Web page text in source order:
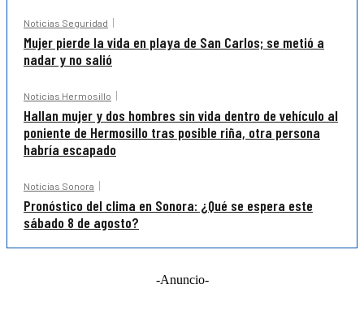
Noticias Seguridad
Mujer pierde la vida en playa de San Carlos; se metió a
nadar y no salió
Noticias Hermosillo
Hallan mujer y dos hombres sin vida dentro de vehículo al
poniente de Hermosillo tras posible riña, otra persona
habría escapado
Noticias Sonora
Pronóstico del clima en Sonora: ¿Qué se espera este
sábado 8 de agosto?
-Anuncio-